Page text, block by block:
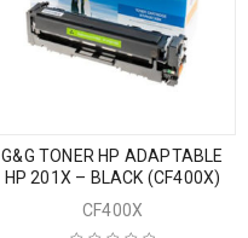
G&G TONER HP ADAPTABLE
HP 201X – BLACK (CF400X)
CF400X